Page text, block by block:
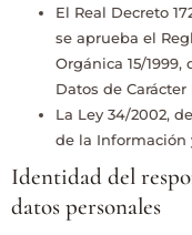
El Real Decreto
se aprueba el
Orgánica 15/
Datos de Carácter
La Ley 34/2002,
de la Información
Identidad del
datos personales